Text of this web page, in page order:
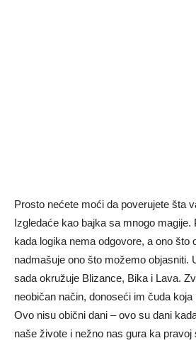
Prosto nećete moći da poverujete šta
Izgledaće kao bajka sa mnogo magije.
kada logika nema odgovore, a ono što
nadmašuje ono što možemo objasniti.
sada okružuje Blizance, Bika i Lava.
neobičan način, donoseći im čuda
Ovo nisu obični dani – ovo su dani
naše živote i nežno nas gura ka pravoj